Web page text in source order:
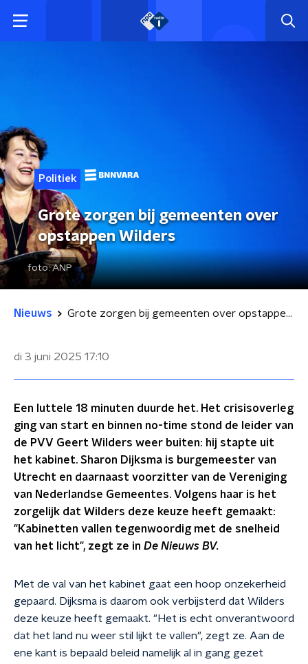
Politiek
Grote zorgen bij gemeenten over
opstappen Wilders
foto:ANP
Nieuws Grote zorgen bij gemeenten over opstappen Wilders
di 3 juni 2025 17:10
Een luttele 18 minuten duurde het. Het crisisoverleg
ging van start en binnen no-time stond de leider van
de PVV Geert Wilders weer buiten: hij stapte uit
het kabinet. Sharon Dijksma is burgemeester van
Utrecht en daarnaast voorzitter van de Vereniging
van Nederlandse Gemeentes. Volgens haar is het
zorgelijk dat Wilders deze keuze heeft gemaakt:
"Kabinetten vallen tegenwoordig met de snelheid
van het licht", zegt ze in De Nieuws BV.
Met de val van het kabinet gaat een hoop onzekerheid
gepaard. Dijksma is daarom ook verbijsterd dat Wilders
deze keuze heeft gemaakt. "Het is echt onverantwoord
dat het land nu weer stil lijkt te vallen", zegt ze. Aan de
ene kant is bepaald beleid namelijk al in gang gezet